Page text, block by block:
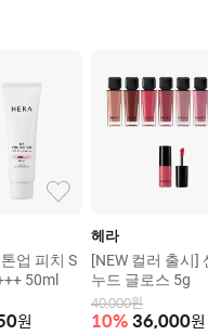
업 피치 S
50ml
원
헤라
[NEW 컬러 출시]
누드 글로스 5g
40,000원
10% 36,000원